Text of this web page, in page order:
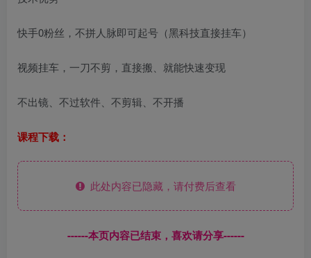
快手0粉丝，不拼人脉即可起号（黑科技直接挂车）
视频挂车，一刀不剪，直接搬、就能快速变现
不出镜、不过软件、不剪辑、不开播
课程下载：
此处内容已隐藏，请付费后查看
------本页内容已结束，喜欢请分享------